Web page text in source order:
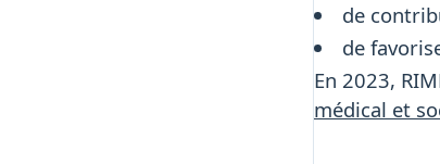
de
de
En 2023,
médical et